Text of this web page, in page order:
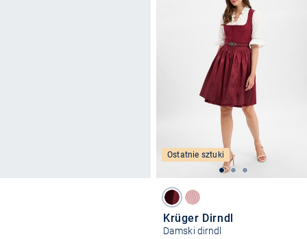
Ostatnie sztuki
Krüger Dirndl
Damski dirndl